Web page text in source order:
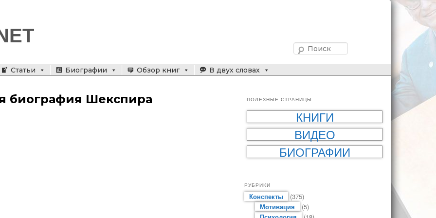
Статьи Биографии Обзор книг В двух словах
биография Шекспира ПОЛЕЗНЫЕ СТРАНИЦЫ
КНИГИ
ВИДЕО
БИОГРАФИИ
РУБРИКИ
Конспекты
(375)
Мотивация
(5)